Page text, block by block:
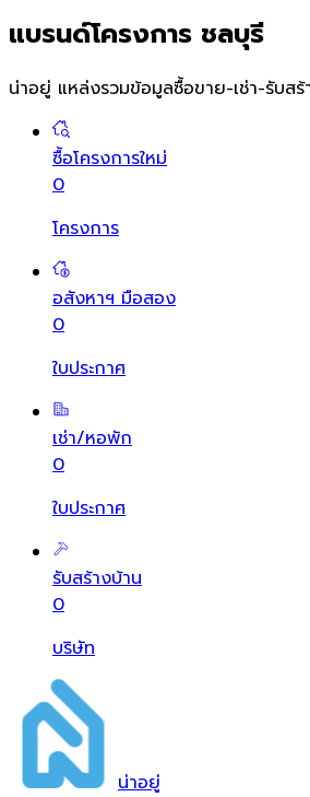
แบรนด์โครงการ ชลบุรี
น่าอยู่ แหล่งรวมข้อมูลซื้อขาย-เช่า-รับส
ซื้อโครงการใหม่
0
โครงการ
อสังหาฯ มือสอง
0
ใบประกาศ
เช่า/หอพัก
0
ใบประกาศ
รับสร้างบ้าน
0
บริษัท
น่าอยู่